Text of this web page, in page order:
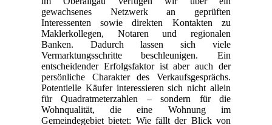
gewachsenes Netzwerk an geprüften
Interessenten sowie direkten Kontakten zu
Maklerkollegen, Notaren und regionalen
Banken. Dadurch lassen sich viele
Vermarktungsschritte beschleunigen. Ein
entscheidender Erfolgsfaktor ist aber auch der
persönliche Charakter des Verkaufsgesprächs.
Potentielle Käufer interessieren sich nicht allein
für Quadratmeterzahlen – sondern für die
Wohnqualität, die eine Wohnung im
Gemeindegebiet bietet: Wie fällt der Blick von